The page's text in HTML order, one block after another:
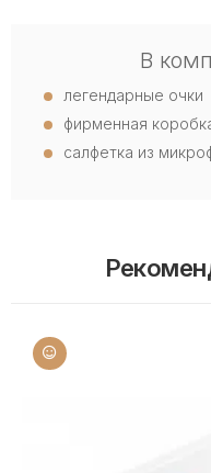
В
легендарные очки
фирменная
салфетка из